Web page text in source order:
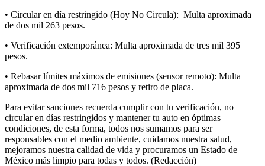
• Circular en día restringido (Hoy No Circula): Multa aproximada
de dos mil 263 pesos.
• Verificación extemporánea: Multa aproximada de tres mil 395
pesos.
• Rebasar límites máximos de emisiones (sensor remoto): Multa
aproximada de dos mil 716 pesos y retiro de placa.
Para evitar sanciones recuerda cumplir con tu verificación, no
circular en días restringidos y mantener tu auto en óptimas
condiciones, de esta forma, todos nos sumamos para ser
responsables con el medio ambiente, cuidamos nuestra salud,
mejoramos nuestra calidad de vida y procuramos un Estado de
México más limpio para todas y todos. (Redacción)